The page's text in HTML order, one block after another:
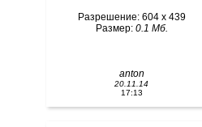
Разрешение: 604 x 439
Размер: 0.1 Мб.
anton
20.11.14
17:13